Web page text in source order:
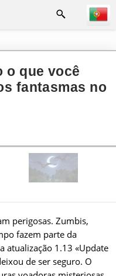
o que você
fantasmas no
perigosas. Zumbis,
fazem parte da
atualização 1.13 «Update
de ser seguro. O